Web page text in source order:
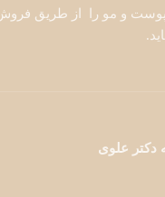
و مو را از طریق فروش
دکتر علوی